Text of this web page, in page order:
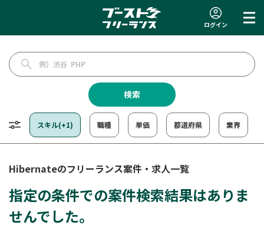
ログイン
検索
スキル(+1) 職種 単価 都道府県 業界
Hibernateのフリーランス案件・求人一覧
指定の条件での案件検索結果はありま
せんでした。